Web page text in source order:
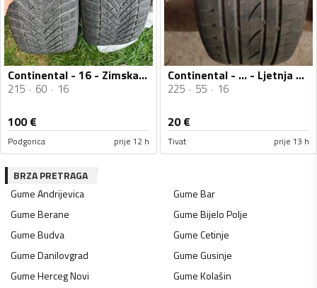
Continental - 16 - Zimska guma
215 60 16
100€
Podgorica prije 12 h
Continental - ... - Ljetnja guma
225 55 16
20€
Tivat prije 13 h
BRZA PRETRAGA
GumeAndrijevica GumeBar
GumeBerane GumeBijelo Polje
GumeBudva GumeCetinje
GumeDanilovgrad GumeGusinje
GumeHerceg Novi GumeKolašin